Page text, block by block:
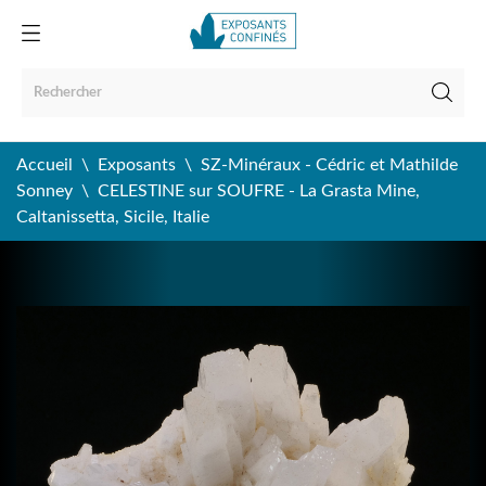
Accueil Exposants
SZ-Minéraux - Cédric et Mathilde
Sonney
CELESTINE sur SOUFRE - La Grasta Mine,
Caltanissetta, Sicile, Italie